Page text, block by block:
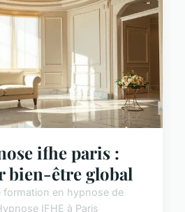
ifhe paris :
bien-être global
formation en hypnose de
IFHE à Paris